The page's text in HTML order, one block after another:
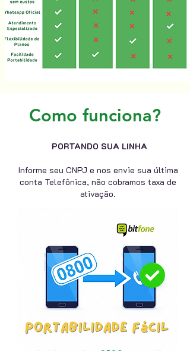
Como funciona?
PORTANDO SUA LINHA
Informe seu CNPJ e nos envie sua última
conta Telefônica, não cobramos taxa de
ativação.